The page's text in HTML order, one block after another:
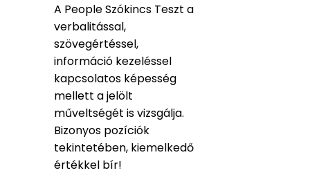
A People Szókincs Teszt a
verbalitással,
szövegértéssel,
információ kezeléssel
kapcsolatos képesség
mellett a jelölt
műveltségét is vizsgálja.
Bizonyos pozíciók
tekintetében, kiemelkedő
értékkel bír!